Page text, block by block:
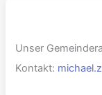
Unser
Kontakt: